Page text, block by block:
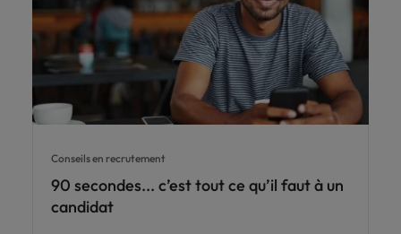
Conseils en recrutement
90 secondes... c’est tout ce qu’il faut à un
candidat